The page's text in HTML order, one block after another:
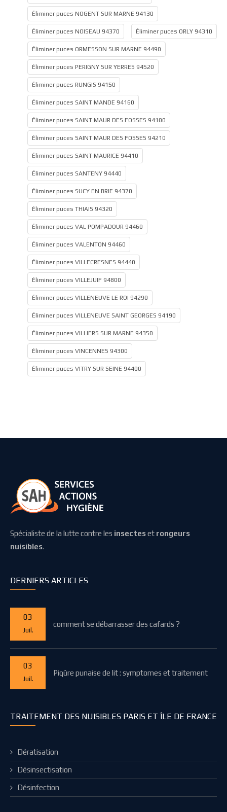
Éliminer puces NOGENT SUR MARNE 94130
Éliminer puces NOISEAU 94370 Éliminer puces ORLY 94310
Éliminer puces ORMESSON SUR MARNE 94490
Éliminer puces PERIGNY SUR YERRES 94520
Éliminer puces RUNGIS 94150
Éliminer puces SAINT MANDE 94160
Éliminer puces SAINT MAUR DES FOSSES 94100
Éliminer puces SAINT MAUR DES FOSSES 94210
Éliminer puces SAINT MAURICE 94410
Éliminer puces SANTENY 94440
Éliminer puces SUCY EN BRIE 94370
Éliminer puces THIAIS 94320
Éliminer puces VAL POMPADOUR 94460
Éliminer puces VALENTON 94460
Éliminer puces VILLECRESNES 94440
Éliminer puces VILLEJUIF 94800
Éliminer puces VILLENEUVE LE ROI 94290
Éliminer puces VILLENEUVE SAINT GEORGES 94190
Éliminer puces VILLIERS SUR MARNE 94350
Éliminer puces VINCENNES 94300
Éliminer puces VITRY SUR SEINE 94400
Spécialiste de la lutte contre les insecteset rongeurs
nuisibles.
DERNIERS ARTICLES
03
Juil.
comment se débarrasser des cafards ?
03
Juil.
Piqûre punaise de lit : symptomes et traitement
TRAITEMENT DES NUISIBLES PARIS ET ÎLE DE FRANCE
Dératisation
Désinsectisation
Désinfection